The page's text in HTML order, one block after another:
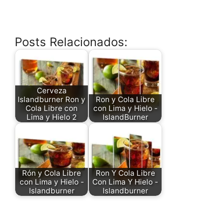
Posts Relacionados:
Cerveza
Islandburner Ron y
Cola Libre con
Lima y Hielo 2
Ron y Cola Libre
con Lima y Hielo -
IslandBurner
Rón y Cola Libre
con Lima y Hielo -
Islandburner
Ron Y Cola Libre
Con Lima Y Hielo -
Islandburner